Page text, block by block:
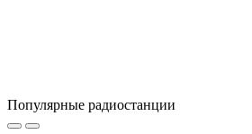
Популярные радиостанции